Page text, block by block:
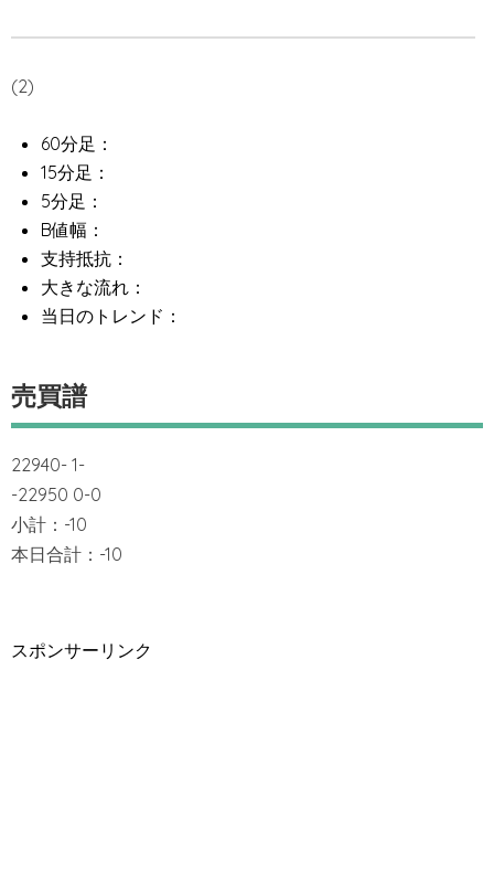
(2)
60分足：
15分足：
5分足：
B値幅：
支持抵抗：
大きな流れ：
当日のトレンド：
売買譜
22940- 1-
-22950 0-0
小計：-10
本日合計：-10
スポンサーリンク